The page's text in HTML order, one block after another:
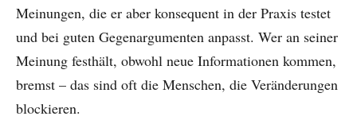
Meinungen, die er aber konsequent in der Praxis testet
und bei guten Gegenargumenten anpasst. Wer an seiner
Meinung festhält, obwohl neue Informationen kommen,
bremst – das sind oft die Menschen, die Veränderungen
blockieren.